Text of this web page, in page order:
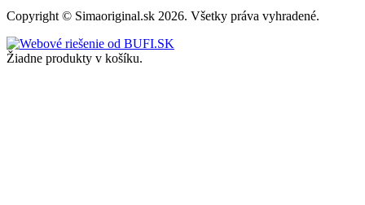
Copyright © Simaoriginal.sk 2026. Všetky práva vyhradené.
Žiadne produkty v košíku.